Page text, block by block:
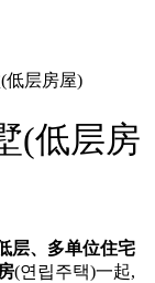
低层房屋)
(低层房
层、多单位住宅
(연립주택)一起,